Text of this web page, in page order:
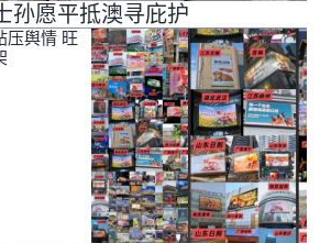
孙愿平抵澳寻庇护
压舆情 旺